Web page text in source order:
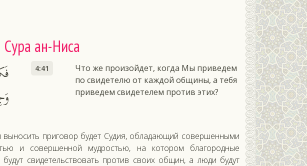
Сура ан-Ниса
4:41
Что же произойдет, когда Мы приведем
по свидетелю от каждой общины, а тебя
приведем свидетелем против этих?
выносить приговор будет Судия, обладающий совершенными
и совершенной мудростью, на котором благородные
свидетельствовать против своих общин, а люди будут